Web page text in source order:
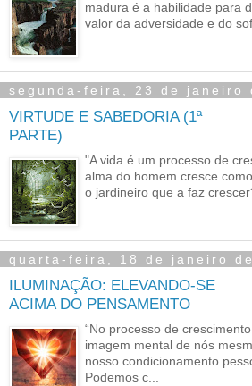
madura é a habilidade para
valor da adversidade e do
segunda-feira, 23 de janeiro
VIRTUDE E SABEDORIA (1ª
PARTE)
"A vida é um processo de
alma do homem cresce
o jardineiro que a faz
quarta-feira, 18 de janeiro
ILUMINAÇÃO: ELEVANDO-SE
ACIMA DO PENSAMENTO
“No processo de
imagem mental de nós
nosso condicionamento
Podemos c...